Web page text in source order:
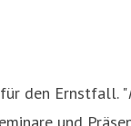
den Ernstfall. "